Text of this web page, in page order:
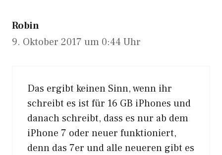
Robin
9. Oktober 2017 um 0:44 Uhr
Das ergibt keinen Sinn, wenn ihr
schreibt es ist für 16 GB iPhones und
danach schreibt, dass es nur ab dem
iPhone 7 oder neuer funktioniert,
denn das 7er und alle neueren gibt es